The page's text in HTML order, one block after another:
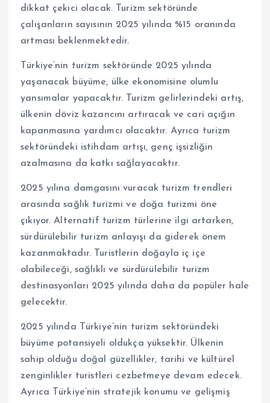
dikkat çekici olacak. Turizm sektöründe
çalışanların sayısının 2025 yılında %15 oranında
artması beklenmektedir.
Türkiye’nin turizm sektöründe 2025 yılında
yaşanacak büyüme, ülke ekonomisine olumlu
yansımalar yapacaktır. Turizm gelirlerindeki artış,
ülkenin döviz kazancını artıracak ve cari açığın
kapanmasına yardımcı olacaktır. Ayrıca turizm
sektöründeki istihdam artışı, genç işsizliğin
azalmasına da katkı sağlayacaktır.
2025 yılına damgasını vuracak turizm trendleri
arasında sağlık turizmi ve doğa turizmi öne
çıkıyor. Alternatif turizm türlerine ilgi artarken,
sürdürülebilir turizm anlayışı da giderek önem
kazanmaktadır. Turistlerin doğayla iç içe
olabileceği, sağlıklı ve sürdürülebilir turizm
destinasyonları 2025 yılında daha da popüler hale
gelecektir.
2025 yılında Türkiye’nin turizm sektöründeki
büyüme potansiyeli oldukça yüksektir. Ülkenin
sahip olduğu doğal güzellikler, tarihi ve kültürel
zenginlikler turistleri cezbetmeye devam edecek.
Ayrıca Türkiye’nin stratejik konumu ve gelişmiş